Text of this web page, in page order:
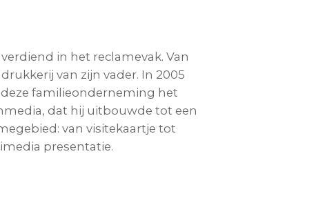
in het reclamevak. Van
van zijn vader. In 2005
familieonderneming het
dat hij uitbouwde tot een
van visitekaartje tot
presentatie.